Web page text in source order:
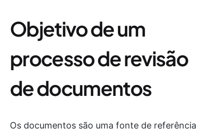
Objetivo de um
processo de revisão
de documentos
Os documentos são uma fonte de referência